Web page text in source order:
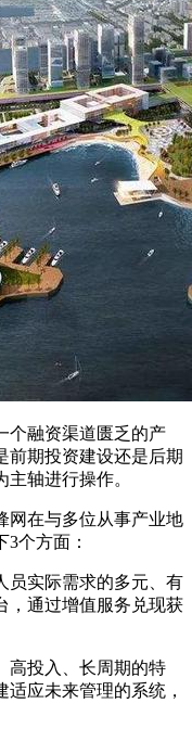
融资渠道匮乏的产
前期投资建设还是后期
轴进行操作。
在与多位从事产业地
个方面：
实际需求的多元、有
，通过增值服务兑现获
投入、长周期的特
应未来管理的系统，